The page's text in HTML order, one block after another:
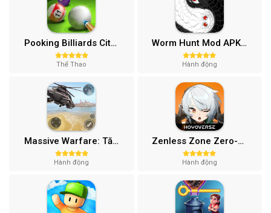
Pooking Billiards City MOD APK (Menu, Full Tiền, Đường Kẻ) v3.0.84
Thể Thao
Worm Hunt Mod APK (Vô hạn tiền) v3.9.5
Hành động
Massive Warfare: Tăng chiến Mod APK v1.81.432
Hành động
Zenless Zone Zero-Gamota Mod APK 1.0.0
Hành động